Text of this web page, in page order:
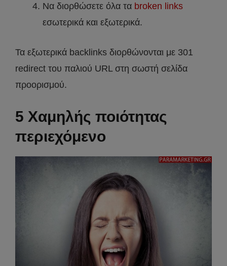
Να διορθώσετε όλα τα broken links
εσωτερικά και εξωτερικά.
Τα εξωτερικά backlinks διορθώνονται με 301
redirect του παλιού URL στη σωστή σελίδα
προορισμού.
5 Χαμηλής ποιότητας
περιεχόμενο